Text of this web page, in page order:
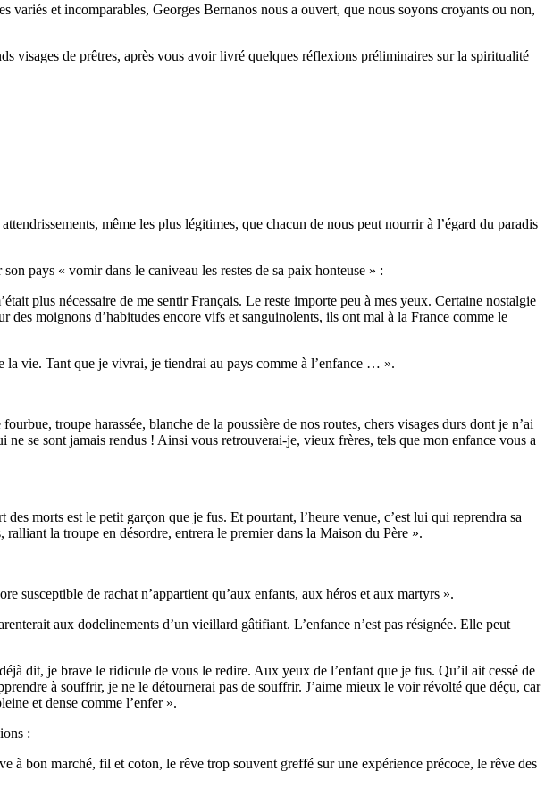
variés et incomparables, Georges Bernanos nous a ouvert, que nous soyons croyants ou non,
visages de prêtres, après vous avoir livré quelques réflexions préliminaires sur la spiritualité
même les plus légitimes, que chacun de nous peut nourrir à l’égard du paradis
pays « vomir dans le caniveau les restes de sa paix honteuse » :
plus nécessaire de me sentir Français. Le reste importe peu à mes yeux. Certaine nostalgie
des moignons d’habitudes encore vifs et sanguinolents, ils ont mal à la France comme le
la vie. Tant que je vivrai, je tiendrai au pays comme à l’enfance … ».
troupe harassée, blanche de la poussière de nos routes, chers visages durs dont je n’ai
se sont jamais rendus ! Ainsi vous retrouverai-je, vieux frères, tels que mon enfance vous a
morts est le petit garçon que je fus. Et pourtant, l’heure venue, c’est lui qui reprendra sa
ralliant la troupe en désordre, entrera le premier dans la Maison du Père ».
susceptible de rachat n’appartient qu’aux enfants, aux héros et aux martyrs ».
aux dodelinements d’un vieillard gâtifiant. L’enfance n’est pas résignée. Elle peut
dit, je brave le ridicule de vous le redire. Aux yeux de l’enfant que je fus. Qu’il ait cessé de
à souffrir, je ne le détournerai pas de souffrir. J’aime mieux le voir révolté que déçu, car
et dense comme l’enfer ».
:
à bon marché, fil et coton, le rêve trop souvent greffé sur une expérience précoce, le rêve des